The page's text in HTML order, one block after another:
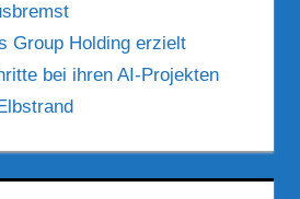
Group Holding erzielt
bei ihren AI-Projekten